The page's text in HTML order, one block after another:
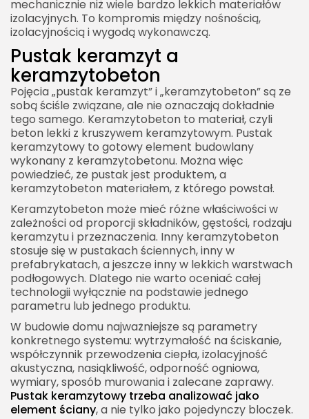
mechanicznie niż wiele bardzo lekkich materiałów
izolacyjnych. To kompromis między nośnością,
izolacyjnością i wygodą wykonawczą.
Pustak keramzyt a
keramzytobeton
Pojęcia „pustak keramzyt” i „keramzytobeton” są ze
sobą ściśle związane, ale nie oznaczają dokładnie
tego samego. Keramzytobeton to materiał, czyli
beton lekki z kruszywem keramzytowym. Pustak
keramzytowy to gotowy element budowlany
wykonany z keramzytobetonu. Można więc
powiedzieć, że pustak jest produktem, a
keramzytobeton materiałem, z którego powstał.
Keramzytobeton może mieć różne właściwości w
zależności od proporcji składników, gęstości, rodzaju
keramzytu i przeznaczenia. Inny keramzytobeton
stosuje się w pustakach ściennych, inny w
prefabrykatach, a jeszcze inny w lekkich warstwach
podłogowych. Dlatego nie warto oceniać całej
technologii wyłącznie na podstawie jednego
parametru lub jednego produktu.
W budowie domu najważniejsze są parametry
konkretnego systemu: wytrzymałość na ściskanie,
współczynnik przewodzenia ciepła, izolacyjność
akustyczna, nasiąkliwość, odporność ogniowa,
wymiary, sposób murowania i zalecane zaprawy.
Pustak keramzytowy trzeba analizować jako
element ściany, a nie tylko jako pojedynczy bloczek.